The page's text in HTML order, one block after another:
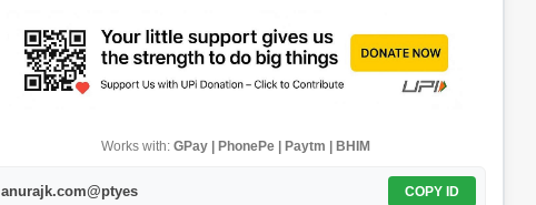
Works with:GPay | PhonePe | Paytm | BHIM
anurajk.com@ptyes COPY ID